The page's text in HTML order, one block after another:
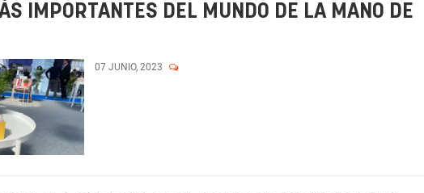
IMPORTANTES DEL MUNDO DE LA MANO DE
07 JUNIO, 2023